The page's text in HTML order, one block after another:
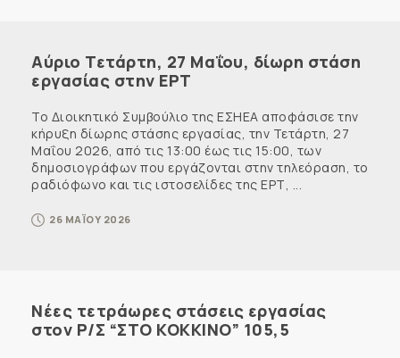
Αύριο Τετάρτη, 27 Μαΐου, δίωρη στάση
εργασίας στην ΕΡΤ
Το Διοικητικό Συμβούλιο της ΕΣΗΕΑ αποφάσισε την
κήρυξη δίωρης στάσης εργασίας, την Τετάρτη, 27
Μαΐου 2026, από τις 13:00 έως τις 15:00, των
δημοσιογράφων που εργάζονται στην τηλεόραση, το
ραδιόφωνο και τις ιστοσελίδες της ΕΡΤ, ...
26 ΜΑΪΟΥ 2026
Νέες τετράωρες στάσεις εργασίας
στον Ρ/Σ “ΣΤΟ ΚΟΚΚΙΝΟ” 105,5